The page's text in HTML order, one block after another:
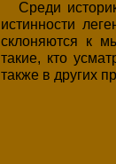
Среди
истинности
склоняются к
такие, кто
также в других